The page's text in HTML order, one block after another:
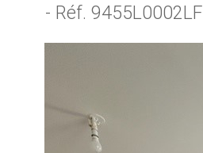
- Réf. 9455L0002LF